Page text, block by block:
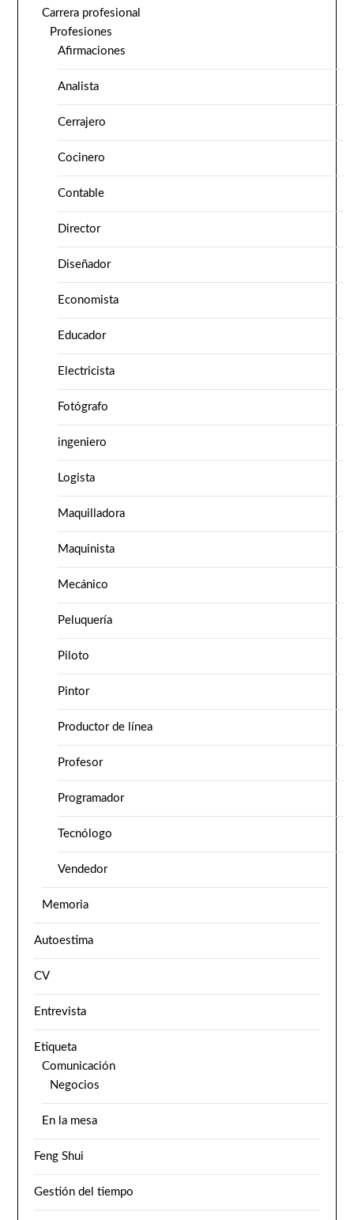
Carrera profesional
Profesiones
Afirmaciones
Analista
Cerrajero
Cocinero
Contable
Director
Diseñador
Economista
Educador
Electricista
Fotógrafo
ingeniero
Logista
Maquilladora
Maquinista
Mecánico
Peluquería
Piloto
Pintor
Productor de línea
Profesor
Programador
Tecnólogo
Vendedor
Memoria
Autoestima
CV
Entrevista
Etiqueta
Comunicación
Negocios
En la mesa
Feng Shui
Gestión del tiempo